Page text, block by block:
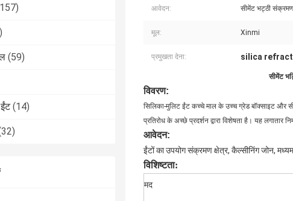
(59)
(14)
आवेदन: सीमेंट भट्ठी संक्रमण
मूल: Xinmi
प्रमुखता देना: silica
सीमेंट
विवरण:
सिलिका-मुलिट ईंट कच्चे माल के उच्च ग्रेड बॉक्साइट और
प्रतिरोध के अच्छे प्रदर्शन द्वारा विशेषता है। यह
आवेदन:
ईंटों का उपयोग संक्रमण क्षेत्र, कैल्सीनिंग जोन,
विशिष्टता:
मद